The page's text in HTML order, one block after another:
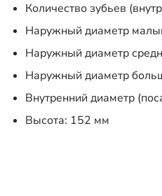
Количество зубьев
Наружный диаметр
Наружный диаметр
Наружный диаметр
Внутренний диаметр
Высота: 152 мм